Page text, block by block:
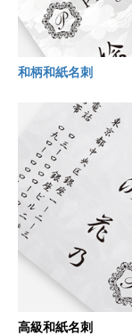
和柄和紙名刺
高級和紙名刺